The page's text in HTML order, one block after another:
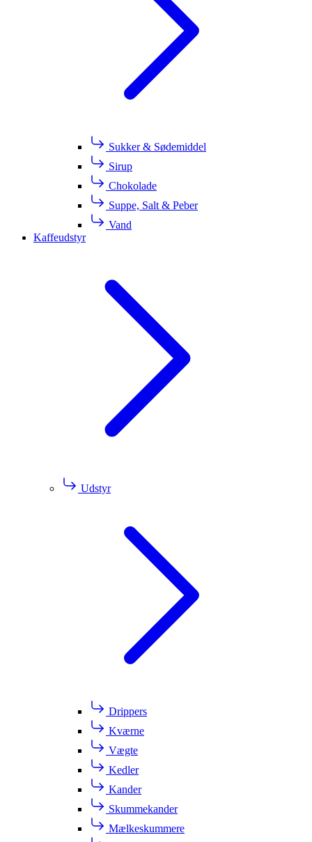
Sukker & Sødemiddel
Sirup
Chokolade
Suppe, Salt & Peber
Vand
Kaffeudstyr
Udstyr
Drippers
Kværne
Vægte
Kedler
Kander
Skummekander
Mælkeskummere